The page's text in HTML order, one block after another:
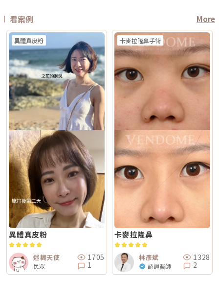
八歲者不建議未成年人接受此類治療，除非有醫療必要且經監護人與專業醫
雷射有什麼最大差別？Reepot 的能量作用以機械式震動為主，而非傳統以
熱破壞色素為核心的方式，因此對周邊組織較為溫和，修復期相對短。搭配
AI 智慧影像分析與低溫保護，可讓能量更集中在斑點本身，減少熱擴散造成
的紅腫或反黑風險。對於需要更加精準、可控的淺層色素改善者，是較新的
治療選擇。Q2：一次療程能看到效果嗎？需要做幾次比較理想？淺層曬
斑、雀斑在單次治療後多半能看到初步變化；但深層或混合型色素通常需要
多次治療，效果會以「循序淡化」的方式呈現。實際次數與間隔仍須依個人
膚況並由醫師評估調整。Q3：Reepot 是否有反黑風險？術後該注意什麼？
任何除斑型雷射都可能有反黑風險，但 Reepot 因熱傷害較低、加上冷卻系
統保護，發生率較低。術後的關鍵在於防曬和保濕，尤其治療後一週避免曝
曬、蒸氣、刺激性保養品。若依照術後指示照護，能大幅降低色素反應的機
會。Q4：敏感肌或薄皮膚適合做 Reepot 嗎？Reepot 的能量模式相對溫
和，加上冷卻保護，對敏感肌而言較為友善。但敏感肌的特性是屏障本身不
穩定，因此治療前仍需要專業檢視膚況，若正處於發炎、乾裂或紅敏期，建
議先穩定皮膚後再安排療程。Q5：做 Reepot 之後多久可以搭配其他醫美
療程？治療後皮膚需要時間恢復，因此若要搭配保濕導入、水光等溫和療
程，通常約 2～3 週即可視膚況安排；若是皮秒、飛梭、強效換膚或注射等
刺激性較高的項目，建議至少間隔 4 週再評估。適當的間隔能降低反黑與過
度刺激的風險，也讓後續療程效果更穩定。Q6：Reepot 的療程費用大約是
多少？Reepot 的價格會依照治療部位、所需的能量深度、是否搭配其他療
程以及整體規劃次數而有所差異。一般費用多落在一萬至三萬多元之間，但
實際金額仍需依個人斑點狀況與療程組合評估後才能確認。建議先安排諮
詢，由專業醫療人員確認膚況後提供最適合的治療方案與費用。Q7：
Reepot 術後的人工皮需要貼多久？Reepot 治療後會在局部覆蓋人工皮，
主要是保護剛治療的肌膚並協助屏障修復。人工皮不建議自行撕除，多數人
會在約兩週左右回診時，由醫療人員視膚況協助取下。人工皮脫落後，治療
部位的色素也會在這段期間逐漸代謝、變淡。斑點帶來的影響，往往不只是
外觀變化，更讓人感到氣色黯淡、不如以往。隨著醫美技術不斷推陳出新，
Reepot AI 時光雷射為色素治療帶來更精準、可控的方式，讓除斑不再停留
在效果難預測的時代。期望這篇文章能幫助你清楚掌握除斑方向與選擇，在
規劃療程時，也建議由專業醫師根據膚況量身評估，找到最適合、安全的改
善方式。★溫馨提醒★小編要提醒大家，醫療並非單純的商業交易，所有的
療程都伴隨著風險。因此，作為消費者應該謹慎選擇合適的醫療方案，以確
保安全與健康。
可以優先評估音波。 如果同時有鬆和垂：可以和醫師討論電音波搭配。這
也是為什麼現在很多醫師會用「複合式療程」來做規劃。不是每個人都只需
要一種療程，而是要看老化主要發生在哪一層，再決定適合電波、音波，還
是兩者搭配。電波音波可以一起打嗎？可以，但不是每個人都一定需要。電
波和音波作用原理不同，所以在醫師評估下，兩者確實可以搭配。常見做法
是用音波處理深層輪廓拉提，再用電波改善皮膚緊緻與膚質鬆弛，讓效果更
全面。不過，電音波不是「全部打越多越好」。發數、能量、施作順序、間
隔時間，都需要依照個人臉部條件設計。如果臉部脂肪偏少、皮膚偏薄、曾
做過其他療程，或是近期剛打過針劑，更要讓醫師完整評估，避免過度治
療。做電波音波前，要注意哪些事？第一，先判斷自己是哪一種老化問題在
選電波或音波前，先不要急著問「哪個比較好」，而是要先看自己的老化問
題屬於哪一種。臉部老化常見可分成四大類：組織鬆弛下垂、結構性凹陷、
皺紋形成、膚質老化。電波和音波主要處理的是「鬆弛與下垂」這一類問
題。電波偏向改善皮膚鬆弛、細紋與緊緻度；音波偏向改善輪廓下垂、嘴邊
肉與下顎線模糊。但如果是太陽穴凹陷、淚溝、臉頰凹陷這類結構性凹陷，
或是斑點、色素沉澱這類膚質問題，單靠電波或音波不一定能解決，需要搭
配其他療程評估。第二，不要只看價格，更要看療程規劃是否合理電波音波
的價格會受到儀器種類、探頭、發數、施作部位、能量設定與診所規劃影
響。價格便宜不一定不好，但如果只用價格做決定，很容易忽略真正重要的
事：這療程到底有沒有符合你的臉部狀況？同樣是音波，有人需要加強下顎
線，有人需要處理嘴邊肉；同樣是電波，有人重點在眼周細紋，有人重點在
臉頰鬆弛。規劃不同，效果自然也會不同。所以選療程時，不只要問「多少
錢」，也要問清楚：使用什麼儀器？施作哪些部位？大約發數或治療範圍怎
麼規劃？為什麼我的狀況適合這個療程？第三，確認儀器來源、探頭耗材與
施作人員電波音波屬於能量型醫美療程，安全性和儀器來源、探頭耗材、操
作經驗都有關。建議選擇前可以確認是否為合法原廠認證儀器、是否使用原
廠探頭或合規耗材，以及是否由合格專業醫療人員評估與操作。另外，醫師
的臉部解剖概念與美感判斷也很重要。因為電波音波不是「能量越強越
好」，而是要看你的皮膚厚度、脂肪量、鬆弛程度、臉型比例去調整。過度
治療不一定更漂亮，反而可能不自然或效果不如預期。第四，效果需要時
間，不要用術後當天判斷成敗電波和音波都是透過熱能刺激膠原蛋白反應，
不是做完當天就完成全部效果。部分人術後會先感覺皮膚變緊、輪廓比較
順，但真正的膠原蛋白新生與重組，通常需要數週到數月慢慢發生。所以做
完後不要急著用第一天的樣子判斷有沒有用，也不要因為短期內沒有巨大變
化就立刻否定療程。非侵入式拉提的特色通常是漸進、自然，而不是突然大
幅改變。第五，不要期待一次療程解決所有老化問題臉部老化不是只有皮膚
鬆而已，還可能包含膠原蛋白流失、脂肪位移、骨架支撐變弱、皮膚厚度改
變等不同層次的問題。電波可以改善皮膚緊緻度與膚質，音波可以幫助輪廓
拉提與深層支撐，但它們不一定能取代針劑、填充、雷射、手術或其他療
容積式加熱 療程定位 膚質、細緻、緊緻並重 輪廓、拉提、緊實為主 適合族
冷卻技術 五階七段冷卻系統 分段噴灑冷媒 探頭 雅典娜探頭：臉部 宙斯探
頭：身體 愛神探頭：眼周 紫鑽探頭：臉/四肢 碧眼探頭：眼周 藍鑽探頭：
臉/四肢 黃金探頭：身體 疼痛感 多數定位為較舒適型 但仍因人而異 感受通
常較明顯，但依能量、部位與個人耐受度不同 常見效果感受 膚質變細、臉
部較緊 光澤提升 輪廓變緊、線條感改善 適合重點 想變精緻、自然、保養型
想加強緊緻、抗老、輪廓型 原理差異：單極、雙極到底是什麼？很多人看
到「單極」、「雙極」會覺得很難懂，其實可以用生活化的方式理解。單極
電波：像是把熱能傳遞到較深、較廣的範圍，主要作用於較深層皮膚組織
（以真皮層為主），常被用於緊緻與支撐感相關需求。鳳凰電波即屬於單極
射頻應用。雙極電波：則是將能量集中在兩個電極之間，作用範圍相對較
淺，較常被用於膚質細緻、表層改善等需求。無雙電波的特色，在於將單極
與雙極兩種模式結合於同一療程設計中。根據官方資料，DENSITY 可透過
不同射頻模式，將能量分別作用於深層與淺層皮膚。因此，兩者並不是「誰
比較高級」，而是設計邏輯不同。若主要需求為輪廓拉提與緊緻，單極射頻
為主的療程通常較符合需求；若希望同時兼顧膚質細緻與輕度緊緻，複合式
電波療程則可能更具彈性。效果差異：拉提感、緊緻感、膚質感不一樣1. 拉
提感如果你的主要困擾是「臉部鬆弛」、「下顎線不清楚」或「嘴邊肉變明
顯」，鳳凰電波通常是較常被討論的選項之一。其應用多與輪廓緊緻與鬆弛
改善相關，常見於臉部、眼周與身體的緊緻與平滑需求。2. 膚質感如果你的
問題不是明顯鬆弛，而是「皮膚看起來粗」、「毛孔明顯」、「妝感不服
貼」或整體氣色較疲累，無雙電波的複合式能量設計相對較符合這類需求。
除了緊緻效果外，也常被用於膚質細緻與整體質感提升，因此常被市場定位
為入門型抗老或精緻型電波療程。3. 自然度兩者都屬於非侵入式療程，因此
通常不會像手術或填充療程一樣產生立即的結構性改變，效果多半呈現為漸
進式、自然型。常見的效果訴求差異在於：鳳凰電波多偏向輪廓線條與緊緻
感的提升；無雙電波則較偏向整體膚質細緻、緊實與光澤感的改善。哪一種
比較痛？無雙電波真的比較不痛嗎？疼痛感是很多人選療程時最在意的問
題。以療程設計來看，鳳凰電波因為以單極射頻為主，能量感通常會比較明
顯。部分人會形容為熱、刺、酸、脹，尤其在骨感較明顯或皮膚較薄的位
置，感受可能更強。無雙電波則因為設計上有SAC智能冷卻系統與RIC即時
阻抗偵測補償系統等設計，因此為舒適度較高的電波療程。但這裡要講清
楚：不痛不代表完全沒感覺，舒適也不代表每個人都一樣。疼痛感會受到很
多因素影響，包括： 個人耐痛程度 施作部位 能量設定 是否敷麻 醫師手法
皮膚厚薄與骨感程度 當天身體狀態所以比較精準的說法是：無雙電波通常
被定位為舒適度較佳；鳳凰電波能量感通常較明顯。但實際感受仍需依個人
狀況而定。常見迷思一：鳳凰電波一定比無雙電波強嗎？不一定。「強」要
https://www.instagram.com/drdeungskinclinic/張英睿皮膚專科診所地
址：新北市板橋區文化路一段118號電話：(02)-2250-6065LINE：
@xat.0000195926.1nzhttps://page.line.me/xat.0000195926.1nz?
openQrModal=true
看案例 More
異體真皮粉
異體真皮粉
迷糊天使
民眾
1705
1
卡麥拉隆鼻手術
卡麥拉隆鼻
林彥斌
認證醫師
1328
2